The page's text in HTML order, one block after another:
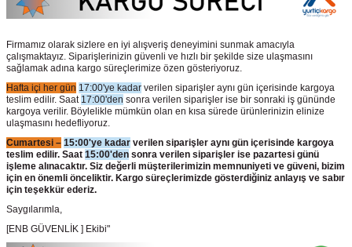
Firmamız olarak sizlere en iyi alışveriş deneyimini sunmak amacıyla
çalışmaktayız. Siparişlerinizin güvenli ve hızlı bir şekilde size ulaşmasını
sağlamak adına kargo süreçlerimize özen gösteriyoruz.
Hafta içi her gün 17:00'ye kadar verilen siparişler aynı gün içerisinde kargoya
teslim edilir. Saat 17:00'den sonra verilen siparişler ise bir sonraki iş gününde
kargoya verilir. Böylelikle mümkün olan en kısa sürede ürünlerinizin elinize
ulaşmasını hedefliyoruz.
Cumartesi – 15:00'ye kadar verilen siparişler aynı gün içerisinde kargoya
teslim edilir. Saat 15:00'den sonra verilen siparişler ise pazartesi günü
işleme alınacaktır. Siz değerli müşterilerimizin memnuniyeti ve güveni, bizim
için en önemli önceliktir. Kargo süreçlerimizde gösterdiğiniz anlayış ve sabır
için teşekkür ederiz.
Saygılarımla,
[ENB GÜVENLİK ] Ekibi"